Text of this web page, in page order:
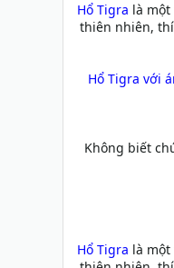
Hổ Tigra là
thiên nhiên,
Hổ Tigra với
Không biết
Hổ Tigra là